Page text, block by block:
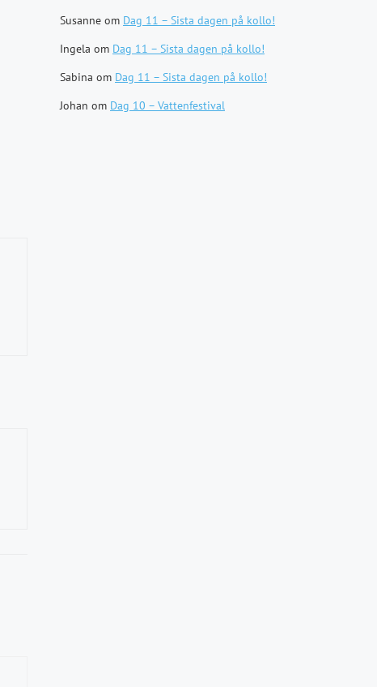
Susanne om Dag 11 – Sista dagen på kollo!
Ingela om Dag 11 – Sista dagen på kollo!
Sabina om Dag 11 – Sista dagen på kollo!
Johan om Dag 10 – Vattenfestival